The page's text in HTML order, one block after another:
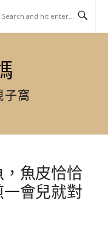
子窩
，魚皮恰恰
會兒就對